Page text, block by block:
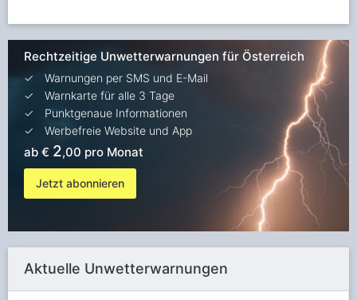
Rechtzeitige Unwetterwarnungen für Österreich
Warnungen per SMS und E-Mail
Warnkarte für alle 3 Tage
Punktgenaue Informationen
Werbefreie Website und App
ab € 2,00 pro Monat
Jetzt abonnieren
Aktuelle Unwetterwarnungen